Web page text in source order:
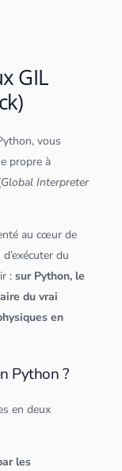
GIL
, vous
propre à
Global Interpreter
au cœur de
du
:sur Python, le
du vrai
en
Python ?
en deux
les